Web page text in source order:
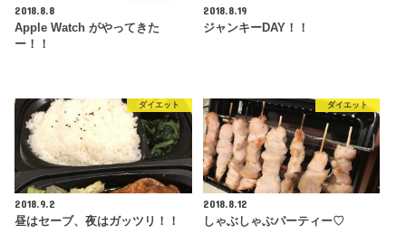
2018.8.8
Apple Watch がやってきた
ー！！
2018.8.19
ジャンキーDAY！！
ダイエット
2018.9.2
昼はセーブ、夜はガッツリ！！
ダイエット
2018.8.12
しゃぶしゃぶパーティー♡